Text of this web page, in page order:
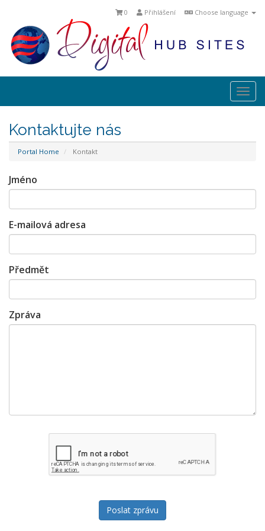
Choose language
Přihlášení
0
Kontaktujte nás
Portal Home Kontakt
Jméno
E-mailová adresa
Předmět
Zpráva
Poslat zprávu